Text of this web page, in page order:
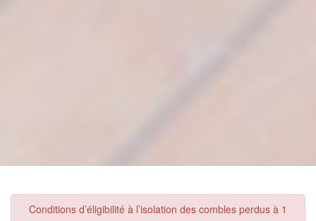
Conditions d’éligibilité à l’isolation des combles perdus à 1